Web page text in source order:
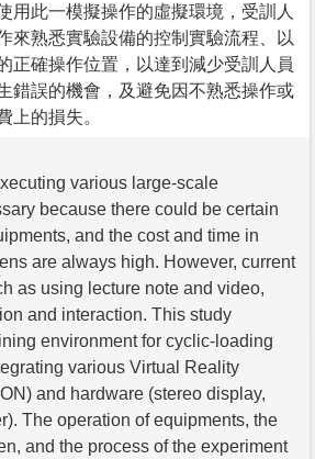
用此一模擬操作的虛擬環境，受訓人
來熟悉實驗設備的控制實驗流程、以
正確操作位置，以達到減少受訓人員
錯誤的機會，及避免因不熟悉操作或
上的損失。
various large-scale
because there could be certain
and the cost and time in
are always high. However, current
as using lecture note and video,
and interaction. This study
environment for cyclic-loading
various Virtual Reality
and hardware (stereo display,
The operation of equipments, the
and the process of the experiment